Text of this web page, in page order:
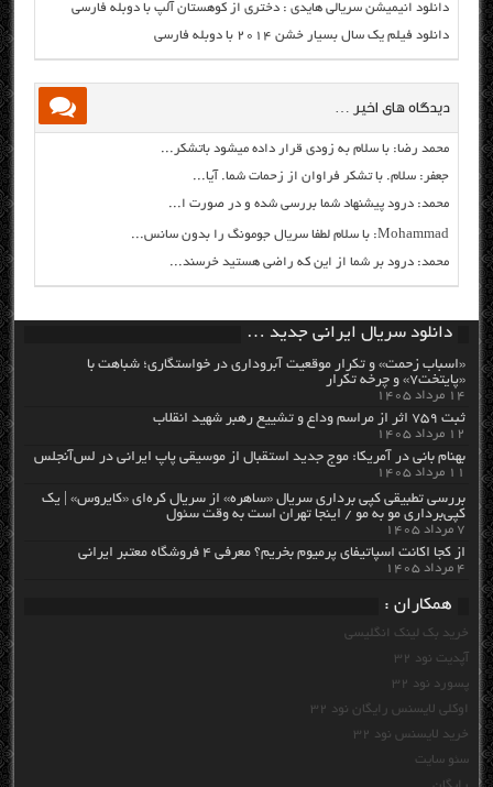
دانلود انیمیشن سریالی هایدی : دختری از کوهستان آلپ با دوبله فارسی
دانلود فیلم یک سال بسیار خشن ۲۰۱۴ با دوبله فارسی
دیدگاه های اخیر …
محمد رضا: با سلام به زودی قرار داده میشود باتشکر...
جعفر: سلام. با تشکر فراوان از زحمات شما. آیا...
محمد: درود پیشنهاد شما بررسی شده و در صورت ا...
Mohammad: با سلام لطفا سریال جومونگ را بدون سانس...
محمد: درود بر شما از این که راضی هستید خرسند...
دانلود سریال ایرانی جدید …
«اسباب زحمت» و تکرار موقعیت آبروداری در خواستگاری؛ شباهت با
«پایتخت۷» و چرخه تکرار
۱۴ مرداد ۱۴۰۵
ثبت ۷۵۹ اثر از مراسم وداع و تشییع رهبر شهید انقلاب
۱۲ مرداد ۱۴۰۵
بهنام بانی در آمریکا: موج جدید استقبال از موسیقی پاپ ایرانی در لس‌آنجلس
۱۱ مرداد ۱۴۰۵
بررسی تطبیقی کپی برداری سریال «ساهره» از سریال کره‌ای «کایروس» | یک
کپی‌برداری مو به مو / اینجا تهران است به وقت سئول
۷ مرداد ۱۴۰۵
از کجا اکانت اسپاتیفای پرمیوم بخریم؟ معرفی ۴ فروشگاه معتبر ایرانی
۴ مرداد ۱۴۰۵
همکاران :
خرید بک لینک انگلیسی
آپدیت نود 32
پسورد نود 32
اوکلی لایسنس رایگان نود 32
خرید لایسنس نود 32
سئو سایت